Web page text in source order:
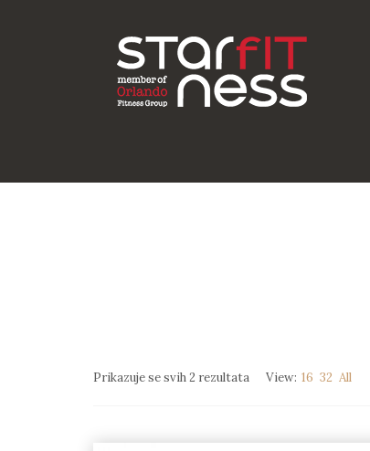
Prikazuje se svih 2 rezultata View: 16 32 All